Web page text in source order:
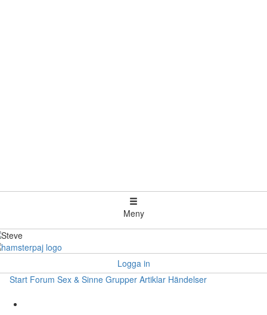
Meny
Logga in
Start Forum Sex & Sinne Grupper Artiklar Händelser